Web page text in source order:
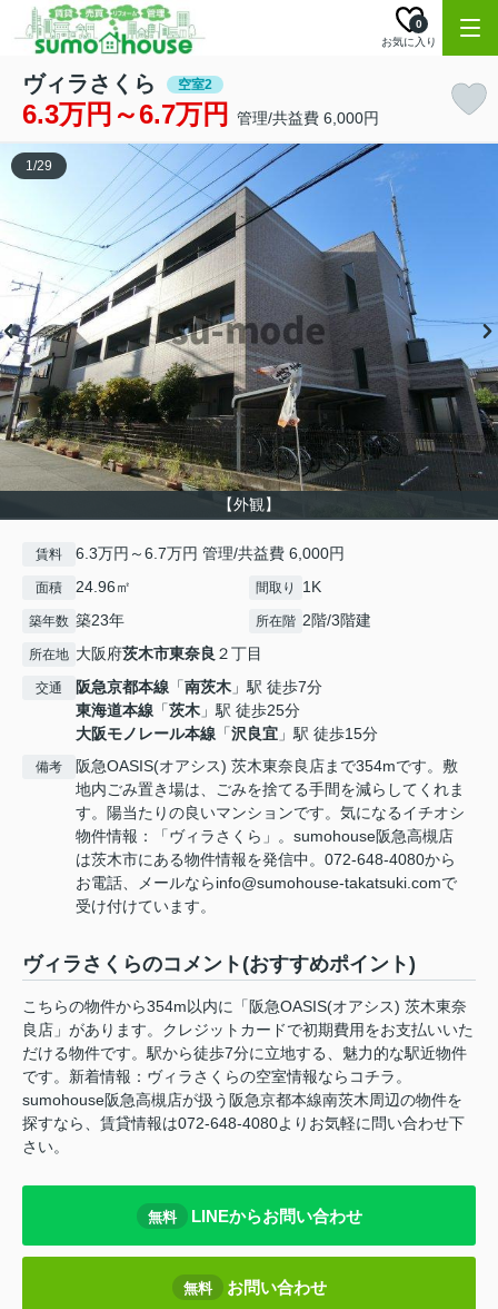
お気に入り
0
ヴィラさくら 空室2
6.3万円～6.7万円 管理/共益費 6,000円
【外観】
1/29
賃料 6.3万円～6.7万円 管理/共益費 6,000円
面積 24.96㎡ 間取り 1K
築年数 築23年 所在階 2階/3階建
所在地 大阪府茨木市東奈良 ２丁目
交通 阪急京都本線 「南茨木 」駅 徒歩7分
東海道本線 「茨木 」駅 徒歩25分
大阪モノレール本線 「沢良宜 」駅 徒歩15分
備考
阪急OASIS(オアシス) 茨木東奈良店まで354mです。敷
地内ごみ置き場は、ごみを捨てる手間を減らしてくれま
す。陽当たりの良いマンションです。気になるイチオシ
物件情報：「ヴィラさくら」。sumohouse阪急高槻店
は茨木市にある物件情報を発信中。072-648-4080から
お電話、メールならinfo@sumohouse-takatsuki.comで
受け付けています。
ヴィラさくらのコメント(おすすめポイント)
こちらの物件から354m以内に「阪急OASIS(オアシス) 茨木東奈
良店」があります。クレジットカードで初期費用をお支払いいた
だける物件です。駅から徒歩7分に立地する、魅力的な駅近物件
です。新着情報：ヴィラさくらの空室情報ならコチラ。
sumohouse阪急高槻店が扱う阪急京都本線南茨木周辺の物件を
探すなら、賃貸情報は072-648-4080よりお気軽に問い合わせ下
さい。
無料 LINEからお問い合わせ
無料 お問い合わせ